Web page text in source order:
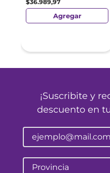
$36.989,97
Agregar
¡Suscribite y
descuento en
Provincia